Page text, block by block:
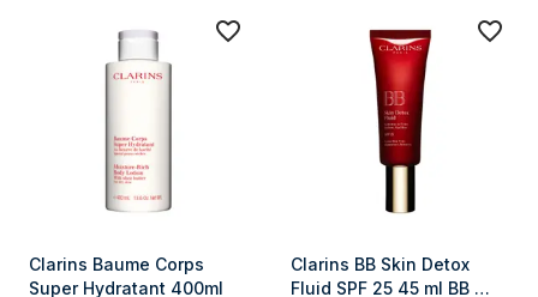
Toutes les offres Clarins
Clarins Baume Corps
Super Hydratant 400ml
Clarins BB Skin Detox
Fluid SPF 25 45 ml BB